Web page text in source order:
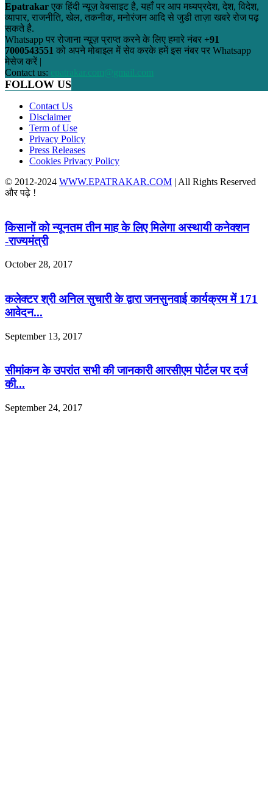
Epatrakar एक हिंदी न्यूज़ वेबसाइट है, यहाँ पर आप मध्यप्रदेश, देश, विदेश,
व्यापार, राजनीति, खेल, तकनीक, मनोरंजन आदि से जुडी ताज़ा खबरे रोज पढ़
सकते है.
Whatsapp पर रोजाना न्यूज़ प्राप्त करने के लिए हमारे नंबर +91
7000543551 को अपने मोबाइल में सेव करके हमें इस नंबर पर Whatsapp
मेसेज करें |
Contact us: epatrakar.com@gmail.com
FOLLOW US
Contact Us
Disclaimer
Term of Use
Privacy Policy
Press Releases
Cookies Privacy Policy
© 2012-2024 WWW.EPATRAKAR.COM | All Rights Reserved
और पढ़े !
किसानों को न्यूनतम तीन माह के लिए मिलेगा अस्थायी कनेक्शन
-राज्यमंत्री
October 28, 2017
कलेक्टर श्री अनिल सुचारी के द्वारा जनसुनवाई कार्यक्रम में 171
आवेदन...
September 13, 2017
सीमांकन के उपरांत सभी की जानकारी आरसीएम पोर्टल पर दर्ज
की...
September 24, 2017